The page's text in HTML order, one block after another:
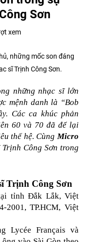
Sơn
xem
những mốc son đáng
sĩ Trịnh Công Sơn.
những nhạc sĩ lớn
mệnh danh là “Bob
Các ca khúc phản
60 và 70 đã để lại
thế hệ. Cùng Micro
Công Sơn trong
Trịnh Công Sơn
tỉnh Đắk Lắk, Việt
2001, TP.HCM, Việt
Lycée Français và